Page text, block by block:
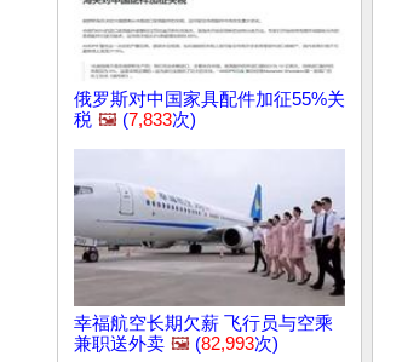
俄罗斯对中国家具配件加征55%关
税 🖼️ (7,833次)
幸福航空长期欠薪 飞行员与空乘
兼职送外卖 🖼️ (82,993次)